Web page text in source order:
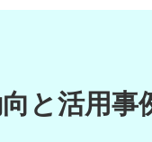
と活用事